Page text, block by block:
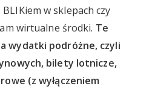
w sklepach czy
wirtualne środki. Te
wydatki podróżne, czyli
bilety lotnicze,
(z wyłączeniem